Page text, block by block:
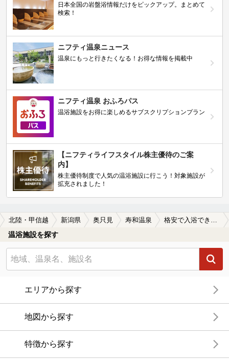
日本全国の岩盤浴情報だけをピックアップ。まとめて
検索！
ニフティ温泉ニュース
温泉にもっと行きたくなる！お得な情報を掲載中
ニフティ温泉 おふろパス
温浴施設をお得に楽しめるサブスクリプションプラン
【ニフティライフスタイル株主優待のご案
内】
株主優待制度で人気の温浴施設に行こう！対象施設が
拡充されました！
北陸・甲信越 新潟県 奥只見 寿和温泉
温浴施設を探す
エリアから探す
地図から探す
特徴から探す